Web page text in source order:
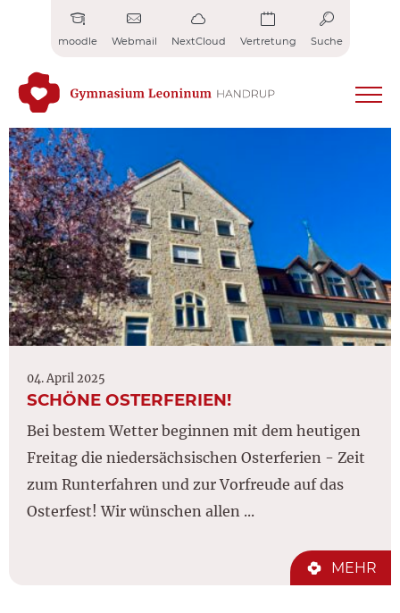
moodle Webmail NextCloud Vertretung Suche
04. April 2025
SCHÖNE OSTERFERIEN!
Bei bestem Wetter beginnen mit dem heutigen
Freitag die niedersächsischen Osterferien - Zeit
zum Runterfahren und zur Vorfreude auf das
Osterfest! Wir wünschen allen ...
MEHR